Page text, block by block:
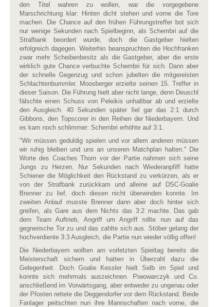
den Titel wahren zu wollen, war die vorgegebene
Marschrichtung klar: Hinten dicht stehen und vorne die Tore
machen. Die Chance auf den frühen Führungstreffer bot sich
nur wenige Sekunden nach Spielbeginn, als Schembri auf die
Strafbank beordert wurde, doch die Gastgeber hielten
erfolgreich dagegen. Weiterhin beanspruchten die Hochfranken
zwar mehr Scheibenbesitz als die Gastgeber, aber die erste
wirklich gute Chance verbuchte Schembri für sich. Dann aber
der schnelle Gegenzug und schon jubelten die mitgereisten
Schlachtenbummler. Moosberger erzielte seinen 15. Treffer in
dieser Saison. Die Führung hielt aber nicht lange, denn Deuschl
fälschte einen Schuss von Peleikis unhaltbar ab und erzielte
den Ausgleich. 40 Sekunden später fiel gar das 2:1 durch
Gibbons, den Topscorer in den Reihen der Niederbayern. Und
es kam noch schlimmer: Schembri erhöhte auf 3:1.
"Wir müssen geduldig spielen und vor allem anderen müssen
wir ruhig bleiben und uns an unseren Matchplan halten." Die
Worte des Coaches Thom vor der Partie nahmen sich seine
Jungs zu Herzen. Nur Sekunden nach Wiederanpfiff hatte
Schiener die Möglichkeit den Rückstand zu verkürzen, als er
von der Strafbank zurückkam und alleine auf DSC-Goalie
Brenner zu lief, doch diesen nicht überwinden konnte. Im
zweiten Anlauf musste Brenner dann aber doch hinter sich
greifen, als Gare aus dem Nichts das 3:2 machte. Das gab
dem Team Auftrieb, Angriff um Angriff rollte nun auf das
gegnerische Tor zu und das zahlte sich aus. Stöber gelang der
hochverdiente 3:3 Ausgleich, die Partie nun wieder völlig offen!
Die Niederbayern wollten am vorletzten Spieltag bereits die
Meisterschaft sichern und hatten in Überzahl dazu die
Gelegenheit. Doch Goalie Kessler hielt Selb im Spiel und
konnte sich mehrmals auszeichnen. Piwowarczyk und Co.
anschließend im Vorwärtsgang, aber entweder zu ungenau oder
der Pfosten rettete die Deggendorfer vor dem Rückstand. Beide
Fanlager peitschten nun ihre Mannschaften nach vorne, die